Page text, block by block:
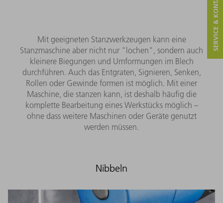
Mit geeigneten Stanzwerkzeugen kann eine
Stanzmaschine aber nicht nur "lochen", sondern auch
kleinere Biegungen und Umformungen im Blech
durchführen. Auch das Entgraten, Signieren, Senken,
Rollen oder Gewinde formen ist möglich. Mit einer
Maschine, die stanzen kann, ist deshalb häufig die
komplette Bearbeitung eines Werkstücks möglich –
ohne dass weitere Maschinen oder Geräte genutzt
werden müssen.
Nibbeln
SERVICE & KONTAKT